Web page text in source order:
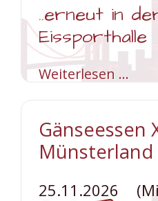
..erneut in
Eissporthalle
Weiterlesen … LIVE
!
mit
besten
Plätzen
Gänseessen
Münsterland
25.11.2026